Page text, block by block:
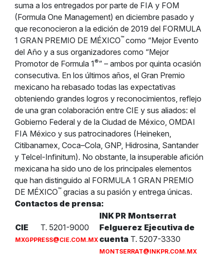
suma a los entregados por parte de FIA y FOM
(Formula One Management) en diciembre pasado y
que reconocieron a la edición de 2019 del FORMULA
1 GRAN PREMIO DE MÉXICO™ como “Mejor Evento
del Año y a sus organizadores como “Mejor
Promotor de Formula 1®” – ambos por quinta ocasión
consecutiva. En los últimos años, el Gran Premio
mexicano ha rebasado todas las expectativas
obteniendo grandes logros y reconocimientos, reflejo
de una gran colaboración entre CIE y sus aliados: el
Gobierno Federal y de la Ciudad de México, OMDAI
FIA México y sus patrocinadores (Heineken,
Citibanamex, Coca–Cola, GNP, Hidrosina, Santander
y Telcel-Infinitum). No obstante, la insuperable afición
mexicana ha sido uno de los principales elementos
que han distinguido al FORMULA 1 GRAN PREMIO
DE MÉXICO™ gracias a su pasión y entrega únicas.
Contactos de prensa:
CIE T. 5201-9000
MXGPPRESS@CIE.COM.MX
INK PR Montserrat
Felguerez Ejecutiva de
cuenta T. 5207-3330
MONTSERRAT@INKPR.COM.MX